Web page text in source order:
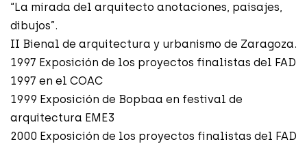
“La mirada del arquitecto anotaciones, paisajes,
dibujos”.
II Bienal de arquitectura y urbanismo de Zaragoza.
1997 Exposición de los proyectos finalistas del FAD
1997 en el COAC
1999 Exposición de Bopbaa en festival de
arquitectura EME3
2000 Exposición de los proyectos finalistas del FAD